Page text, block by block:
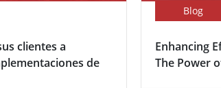
clientes a
de
Blog
Enhancing
The Power